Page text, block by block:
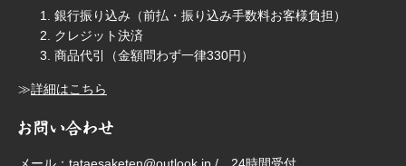
銀行振り込み（前払・振り込み手数料お客様負担）
クレジット決済
商品代引（金額問わず一律330円）
≫詳細はこちら